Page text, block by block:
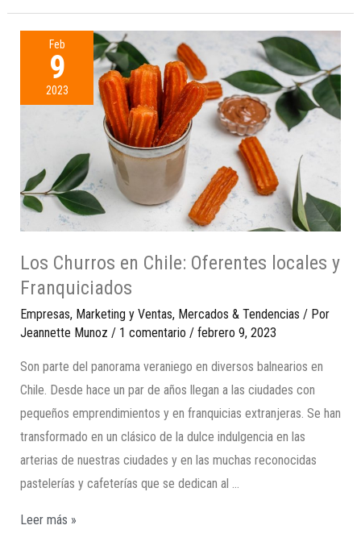
Feb
9
2023
Los Churros en Chile: Oferentes locales y
Franquiciados
Empresas, Marketing y Ventas, Mercados & Tendencias / Por
Jeannette Munoz / 1 comentario / febrero 9, 2023
Son parte del panorama veraniego en diversos balnearios en
Chile. Desde hace un par de años llegan a las ciudades con
pequeños emprendimientos y en franquicias extranjeras. Se han
transformado en un clásico de la dulce indulgencia en las
arterias de nuestras ciudades y en las muchas reconocidas
pastelerías y cafeterías que se dedican al …
Leer más »